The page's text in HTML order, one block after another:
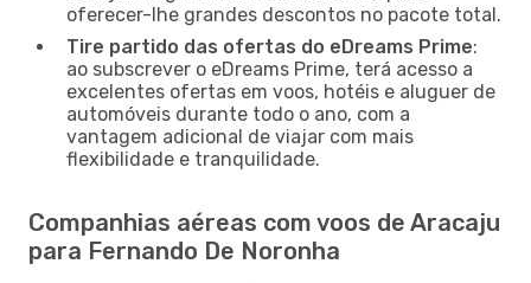
oferecer-lhe grandes descontos no pacote total.
Tire partido das ofertas do eDreams Prime:
ao subscrever o eDreams Prime, terá acesso a
excelentes ofertas em voos, hotéis e aluguer de
automóveis durante todo o ano, com a
vantagem adicional de viajar com mais
flexibilidade e tranquilidade.
Companhias aéreas com voos de Aracaju
para Fernando De Noronha